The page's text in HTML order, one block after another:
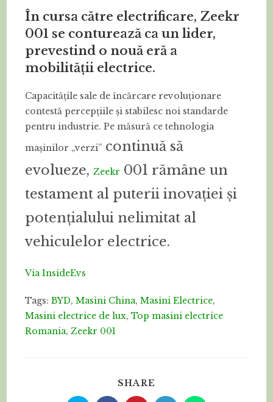
În cursa către electrificare, Zeekr
001 se conturează ca un lider,
prevestind o nouă eră a
mobilității electrice.
Capacitățile sale de încărcare revoluționare
contestă percepțiile și stabilesc noi standarde
pentru industrie. Pe măsură ce tehnologia
mașinilor „verzi” continuă să
evolueze,Zeekr 001 rămâne un
testament al puterii inovației și
potențialului nelimitat al
vehiculelor electrice.
Via InsideEvs
Tags:BYD,Masini China,Masini Electrice,
Masini electrice de lux,Top masini electrice
Romania,Zeekr 001
SHARE
THIS